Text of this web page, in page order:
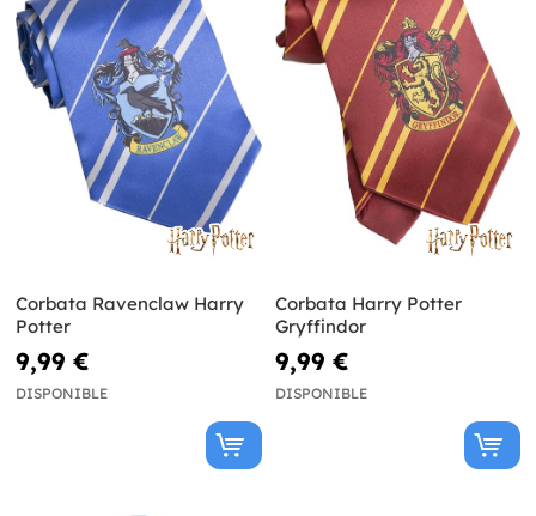
Corbata Ravenclaw Harry
Potter
9,99 €
DISPONIBLE
Corbata Harry Potter
Gryffindor
9,99 €
DISPONIBLE